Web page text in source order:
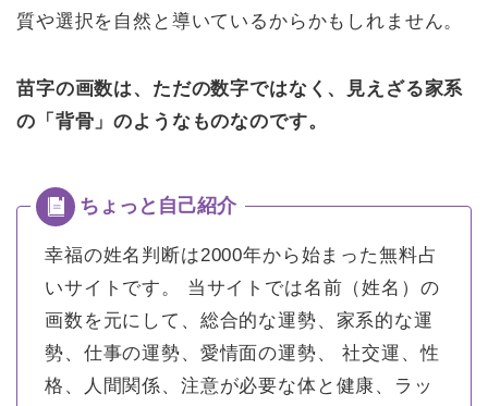
質や選択を自然と導いているからかもしれません。
苗字の画数は、ただの数字ではなく、見えざる家系
の「背骨」のようなものなのです。
幸福の姓名判断は2000年から始まった無料占
いサイトです。
当サイトでは名前（姓名）の
画数を元にして、総合的な運勢、家系的な運
勢、仕事の運勢、愛情面の運勢、 社交運、性
格、人間関係、注意が必要な体と健康、ラッ